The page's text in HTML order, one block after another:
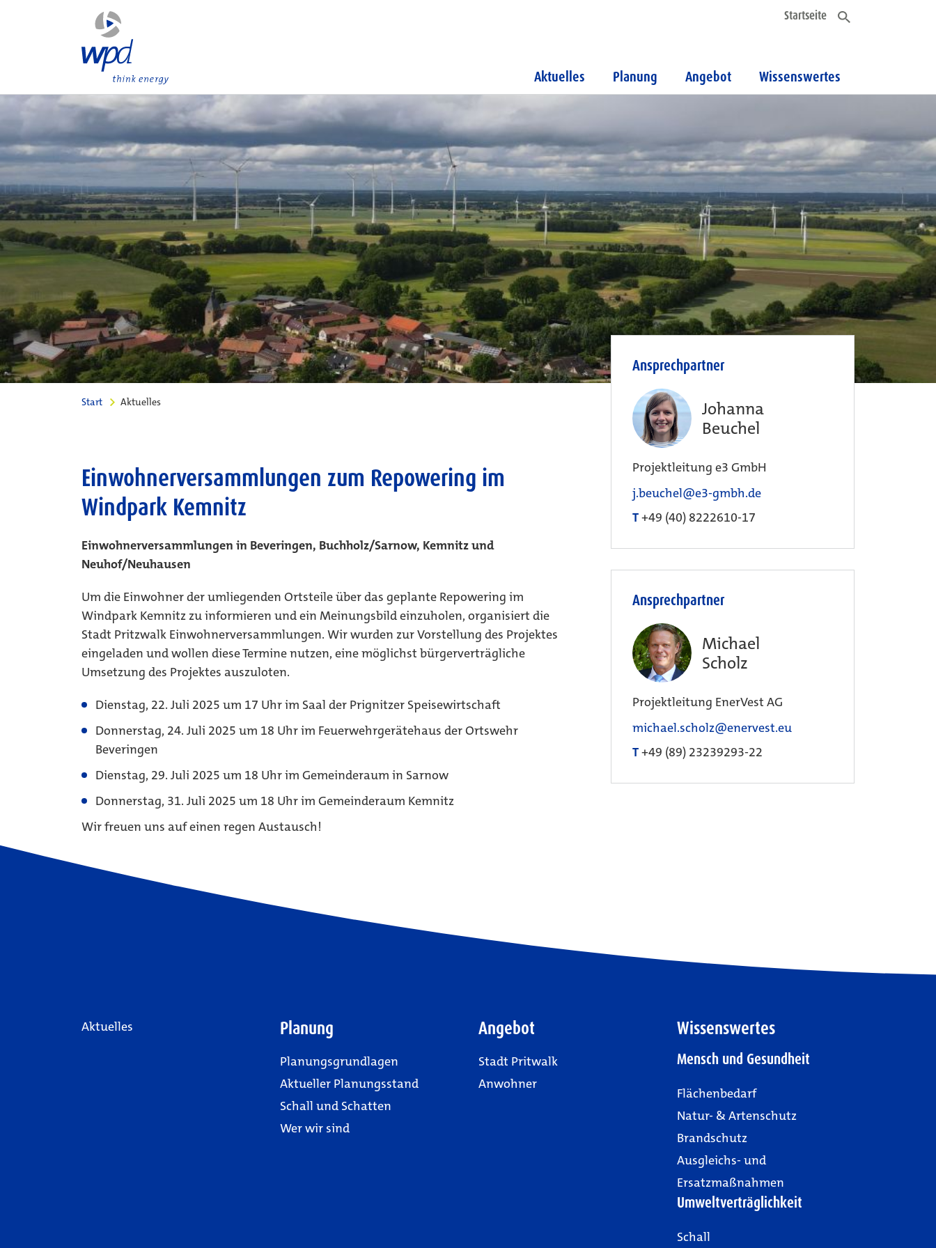
Startseite
Aktuelles Planung Angebot Wissenswertes
Start Aktuelles
Einwohnerversammlungen zum Repowering im
Windpark Kemnitz
Einwohnerversammlungen in Beveringen, Buchholz/Sarnow, Kemnitz und
Neuhof/Neuhausen
Um die Einwohner der umliegenden Ortsteile über das geplante Repowering im
Windpark Kemnitz zu informieren und ein Meinungsbild einzuholen, organisiert die
Stadt Pritzwalk Einwohnerversammlungen. Wir wurden zur Vorstellung des Projektes
eingeladen und wollen diese Termine nutzen, eine möglichst bürgerverträgliche
Umsetzung des Projektes auszuloten.
Dienstag, 22. Juli 2025 um 17 Uhr im Saal der Prignitzer Speisewirtschaft
Donnerstag, 24. Juli 2025 um 18 Uhr im Feuerwehrgerätehaus der Ortswehr
Beveringen
Dienstag, 29. Juli 2025 um 18 Uhr im Gemeinderaum in Sarnow
Donnerstag, 31. Juli 2025 um 18 Uhr im Gemeinderaum Kemnitz
Wir freuen uns auf einen regen Austausch!
Ansprechpartner
Johanna
Beuchel
Projektleitung e3 GmbH
j.beuchel@e3-gmbh.de
T+49 (40) 8222610-17
Ansprechpartner
Michael
Scholz
Projektleitung EnerVest AG
michael.scholz@enervest.eu
T+49 (89) 23239293-22
Aktuelles Planung
Planungsgrundlagen
Aktueller Planungsstand
Schall und Schatten
Wer wir sind
Angebot
Stadt Pritwalk
Anwohner
Wissenswertes
Mensch und Gesundheit
Flächenbedarf
Natur- & Artenschutz
Brandschutz
Ausgleichs- und
Ersatzmaßnahmen
Umweltverträglichkeit
Schall